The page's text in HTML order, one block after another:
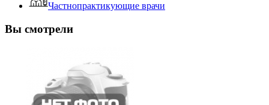
Частнопрактикующие врачи
Вы смотрели